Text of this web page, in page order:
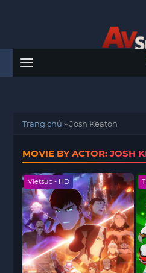
Menu
Trang chủ »Josh Keaton
MOVIE BY ACTOR: JOSH
Vietsub - HD